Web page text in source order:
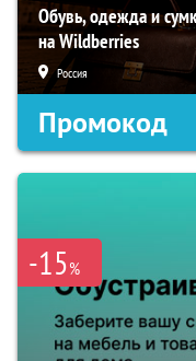
Обувь, одежда и
на Wildberries
Россия
Промокод
-15%